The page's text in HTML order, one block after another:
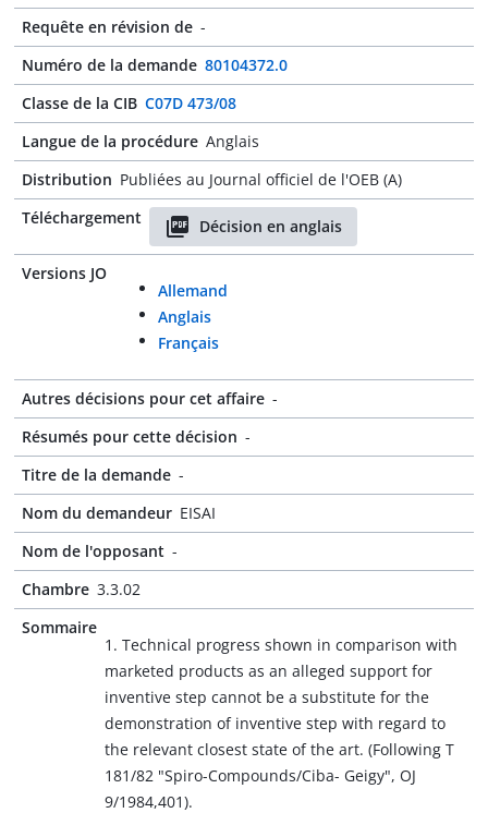
Requête en révision de -
Numéro de la demande 80104372.0
Classe de la CIB C07D 473/08
Langue de la procédure Anglais
Distribution Publiées au Journal officiel de l'OEB (A)
Téléchargement
Décision en anglais
Versions JO
Allemand
Anglais
Français
Autres décisions pour cet affaire -
Résumés pour cette décision -
Titre de la demande -
Nom du demandeur EISAI
Nom de l'opposant -
Chambre 3.3.02
Sommaire
1. Technical progress shown in comparison with
marketed products as an alleged support for
inventive step cannot be a substitute for the
demonstration of inventive step with regard to
the relevant closest state of the art. (Following T
181/82 "Spiro-Compounds/Ciba- Geigy", OJ
9/1984,401).